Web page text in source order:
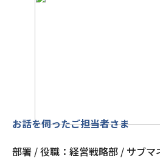
お話を伺ったご担当者さま
部署 / 役職：経営戦略部 / サブマ